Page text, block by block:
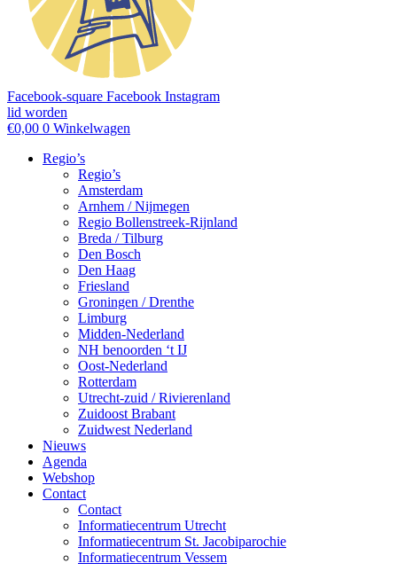
Facebook-square Facebook Instagram
lid worden
€0,00 0 Winkelwagen
Regio’s
Regio’s
Amsterdam
Arnhem / Nijmegen
Regio Bollenstreek-Rijnland
Breda / Tilburg
Den Bosch
Den Haag
Friesland
Groningen / Drenthe
Limburg
Midden-Nederland
NH benoorden ‘t IJ
Oost-Nederland
Rotterdam
Utrecht-zuid / Rivierenland
Zuidoost Brabant
Zuidwest Nederland
Nieuws
Agenda
Webshop
Contact
Contact
Informatiecentrum Utrecht
Informatiecentrum St. Jacobiparochie
Informatiecentrum Vessem